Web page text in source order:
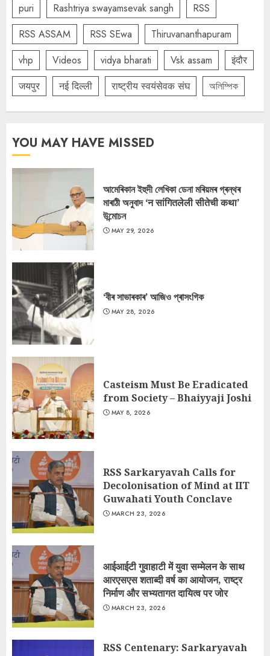
puri
Rashtriya swayamsevak sangh
RSS
RSS ASSAM
RSS SEwa
Thiruvananthapuram
vhp
Videos vidya bharati Vsk assam
इंदौर
जयपुर
नई दिल्ली राष्ट्रीय स्वयंसेवक संघ অলিম্পিক
YOU MAY HAVE MISSED
আমেৰিকান ইহুদী লেখিকা ডেনা মৰিয়মৰ গ্ৰন্থৰ
মাৰাঠী অনুবাদ ‘न सांगितलेली सीतेची कथा’
উন্মোচন
MAY 29, 2026
‘বীৰ সাভাৰকাৰ’ আজিও প্ৰাসংগিক
MAY 28, 2026
Casteism Must Be Eradicated
from Society – Bhaiyyaji Joshi
MAY 8, 2026
RSS Sarkaryavah Calls for
Decolonisation of Mind at IIT
Guwahati Youth Conclave
MARCH 23, 2026
आईआईटी गुवाहाटी में युवा सम्मेलन के साथ
आरएसएस शताब्दी वर्ष का आयोजन, राष्ट्र
निर्माण और सभ्यतागत दायित्व पर जोर
MARCH 23, 2026
RSS Centenary: Sarkaryavah